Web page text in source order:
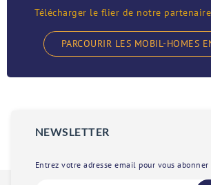
Télécharger le flier de notre partenaire
PARCOURIR LES MOBIL-HOMES
NEWSLETTER
Entrez votre adresse email pour vous